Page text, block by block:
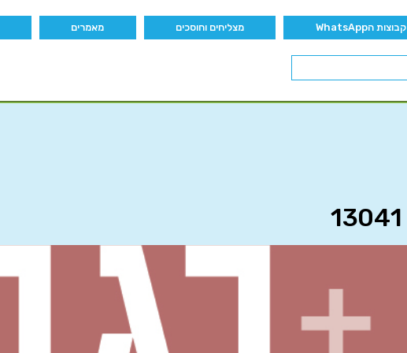
קבוצות הWhatsApp מצליחים וחוסכים מאמרים